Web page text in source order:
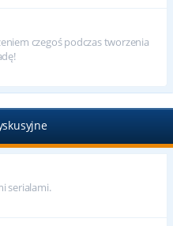
czegoś podczas tworzenia
serialami.